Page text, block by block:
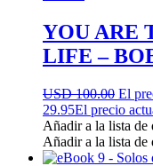
YOU ARE
LIFE –
USD 100.00 El
29.95El precio
Añadir a la lista de
Añadir a la lista de